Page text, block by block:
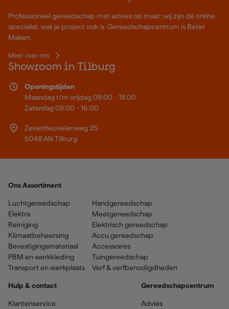
Professioneel gereedschap met advies op maat: wij zijn dé online
specialist, wat je project ook is. Gereedschapcentrum is Beter
Maken.
Meer over ons
Showroom in Tilburg
Openingstijden
Maandag t/m vrijdag 08:00 - 18:00
Zaterdag 08:00 - 16:00
Zevenheuvelenweg 25
5048 AN Tilburg
Ons Assortiment
Luchtgereedschap
Elektra
Reiniging
Klimaatbeheersing
Bevestigingsmateriaal
PBM en werkkleding
Transport en werkplaats
Handgereedschap
Meetgereedschap
Elektrisch gereedschap
Accu gereedschap
Accessoires
Tuingereedschap
Verf & verfbenodigdheden
Hulp & contact
Klantenservice
Gereedschapcentrum
Advies